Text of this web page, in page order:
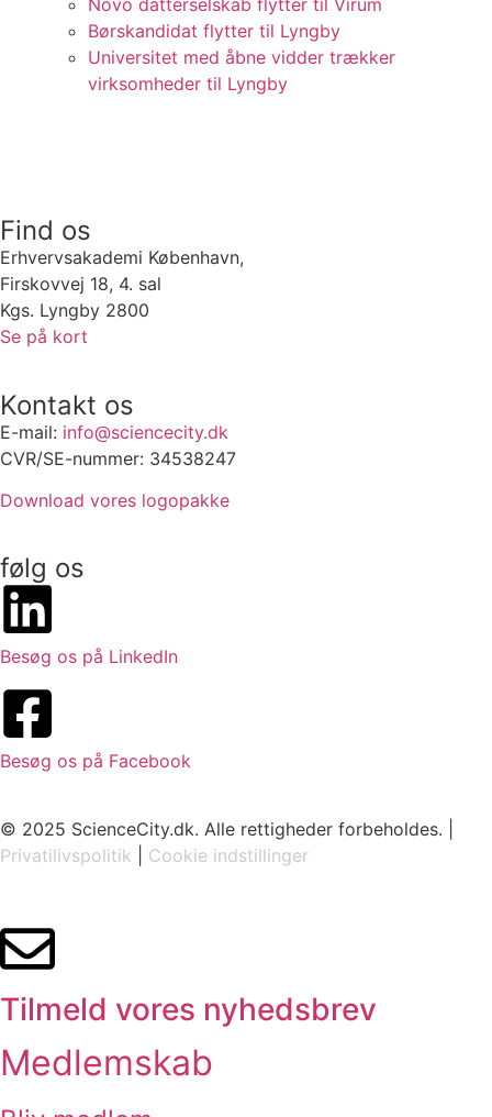
Børskandidat flytter til Lyngby
Universitet med åbne vidder trækker
virksomheder til Lyngby
Find os
Erhvervsakademi København,
Firskovvej 18, 4. sal
Kgs. Lyngby 2800
Se på kort
Kontakt os
E-mail: info@sciencecity.dk
CVR/SE-nummer: 34538247
Download vores logopakke
følg os
Besøg os på LinkedIn
Besøg os på Facebook
© 2025 ScienceCity.dk. Alle rettigheder forbeholdes. |
Privatilivspolitik
Cookie indstillinger
Tilmeld vores nyhedsbrev
Medlemskab